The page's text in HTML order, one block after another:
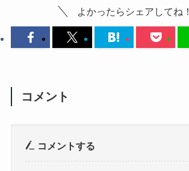
よかったらシェアしてね！
コメント
コメントする